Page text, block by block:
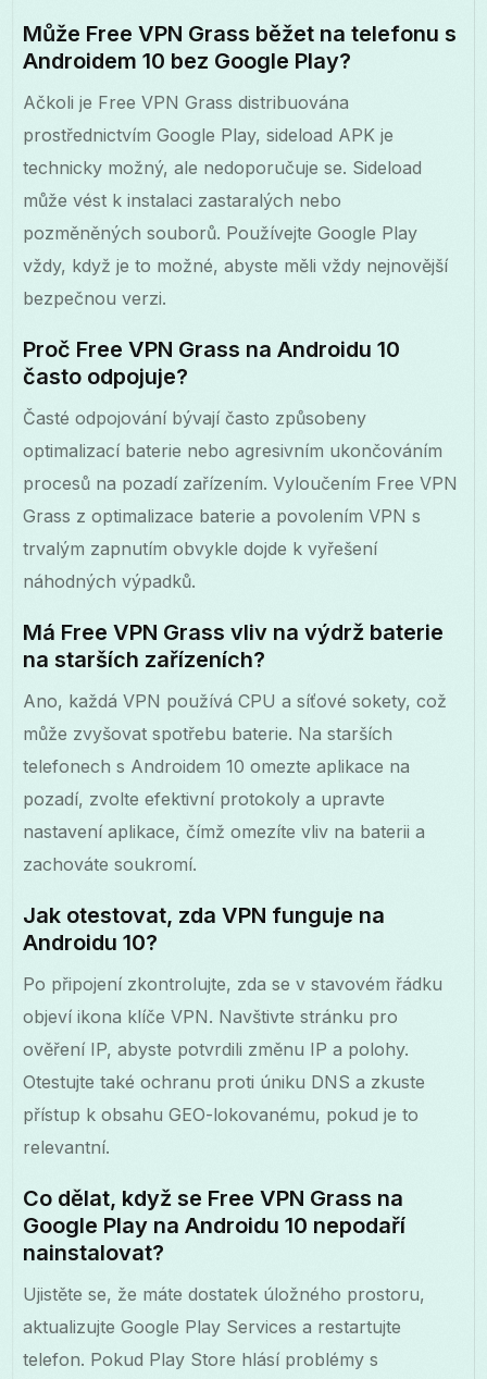
Může Free VPN Grass běžet na telefonu s
Androidem 10 bez Google Play?
Ačkoli je Free VPN Grass distribuována
prostřednictvím Google Play, sideload APK je
technicky možný, ale nedoporučuje se. Sideload
může vést k instalaci zastaralých nebo
pozměněných souborů. Používejte Google Play
vždy, když je to možné, abyste měli vždy nejnovější
bezpečnou verzi.
Proč Free VPN Grass na Androidu 10
často odpojuje?
Časté odpojování bývají často způsobeny
optimalizací baterie nebo agresivním ukončováním
procesů na pozadí zařízením. Vyloučením Free VPN
Grass z optimalizace baterie a povolením VPN s
trvalým zapnutím obvykle dojde k vyřešení
náhodných výpadků.
Má Free VPN Grass vliv na výdrž baterie
na starších zařízeních?
Ano, každá VPN používá CPU a síťové sokety, což
může zvyšovat spotřebu baterie. Na starších
telefonech s Androidem 10 omezte aplikace na
pozadí, zvolte efektivní protokoly a upravte
nastavení aplikace, čímž omezíte vliv na baterii a
zachováte soukromí.
Jak otestovat, zda VPN funguje na
Androidu 10?
Po připojení zkontrolujte, zda se v stavovém řádku
objeví ikona klíče VPN. Navštivte stránku pro
ověření IP, abyste potvrdili změnu IP a polohy.
Otestujte také ochranu proti úniku DNS a zkuste
přístup k obsahu GEO-lokovanému, pokud je to
relevantní.
Co dělat, když se Free VPN Grass na
Google Play na Androidu 10 nepodaří
nainstalovat?
Ujistěte se, že máte dostatek úložného prostoru,
aktualizujte Google Play Services a restartujte
telefon. Pokud Play Store hlásí problémy s